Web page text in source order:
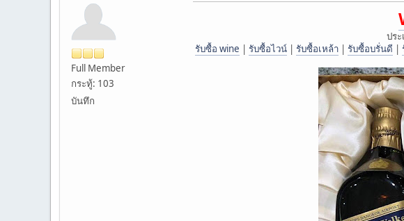
Full Member
กระทู้: 103
บันทึก
ปร
รับซื้อ wine | รับซื้อไวน์ | รับซื้อเหล้า | รับซื้อบรั่นดี |